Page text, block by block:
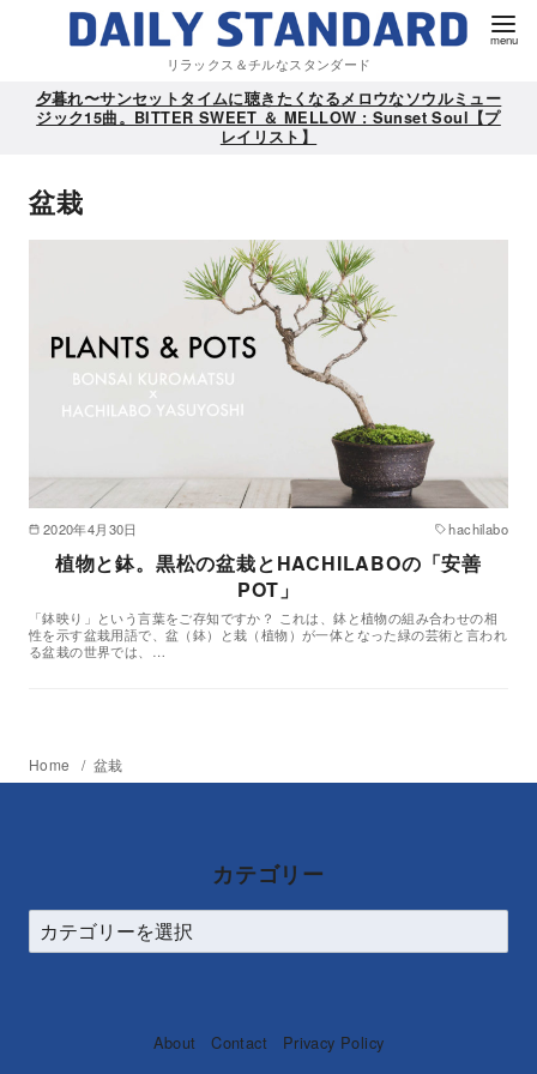
リラックス＆チルなスタンダード
夕暮れ〜サンセットタイムに聴きたくなるメロウなソウルミュー
ジック15曲。BITTER SWEET ＆ MELLOW : Sunset Soul【プ
レイリスト】
盆栽
2020年4月30日 hachilabo
植物と鉢。黒松の盆栽とHACHILABOの「安善
POT」
「鉢映り」という言葉をご存知ですか？ これは、鉢と植物の組み合わせの相
性を示す盆栽用語で、盆（鉢）と栽（植物）が一体となった緑の芸術と言われ
る盆栽の世界では、…
Home 盆栽
カテゴリー
About Contact Privacy Policy